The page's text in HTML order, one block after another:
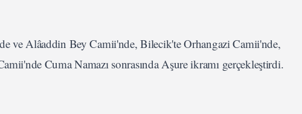
ve Alâaddin Bey Camii'nde, Bilecik'te Orhangazi Camii'nde,
Cuma Namazı sonrasında Aşure ikramı gerçekleştirdi.